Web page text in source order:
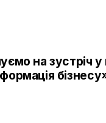
на зустріч